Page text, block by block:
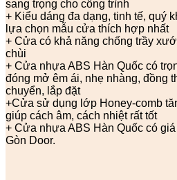
sang trọng cho công trình
+ Kiểu dáng đa dạng, tinh tế, quý
lựa chọn mẫu cửa thích hợp nhất
+ Cửa có khả năng chống trầy
chùi
+ Cửa nhựa ABS Hàn Quốc có
đóng mở êm ái, nhẹ nhàng, đồng
chuyển, lắp đặt
+Cửa sử dụng lớp Honey-comb
giúp cách âm, cách nhiệt rất tốt
+ Cửa nhựa ABS Hàn Quốc có
Gòn Door.